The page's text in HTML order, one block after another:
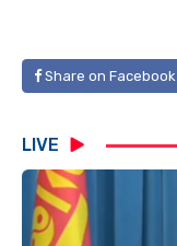
Share on Facebook
LIVE